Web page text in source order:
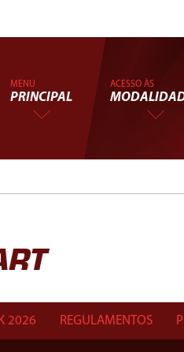
MENU
PRINCIPAL
ACESSO ÀS
2026 REGULAMENTOS